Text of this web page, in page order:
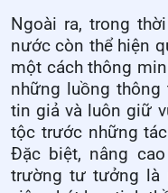
Ngoài ra, trong
nước còn thể hiện
một cách thông
những luồng thông
tin giả và luôn giữ
tộc trước những
Đặc biệt, nâng
trường tư tưởng là